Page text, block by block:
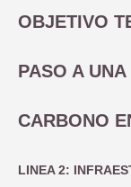
OBJETIVO
PASO A
CARBONO
LINEA 2: